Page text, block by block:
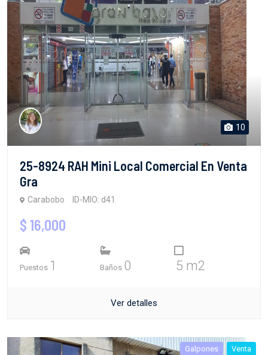
10
25-8924 RAH Mini Local Comercial En Venta
Gra
Carabobo ID-MIO: d41
$ 16,000
Puestos 1 Baños 0 5 m2
Ver detalles
Galpones Venta